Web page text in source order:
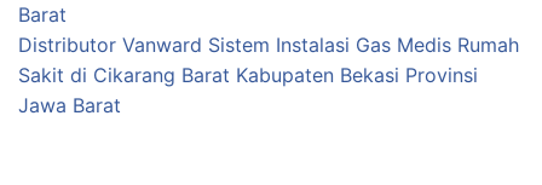
Barat
Distributor Vanward Sistem Instalasi Gas Medis Rumah
Sakit di Cikarang Barat Kabupaten Bekasi Provinsi
Jawa Barat